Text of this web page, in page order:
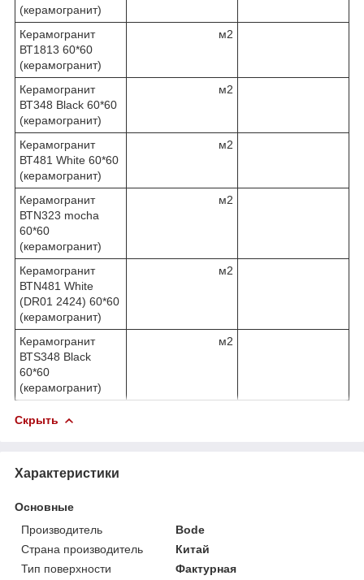
(керамогранит)
Керамогранит
ВТ1813 60*60
(керамогранит)
м2
Керамогранит
ВТ348 Black 60*60
(керамогранит)
м2
Керамогранит
ВТ481 White 60*60
(керамогранит)
м2
Керамогранит
ВТN323 mocha
60*60
(керамогранит)
м2
Керамогранит
ВТN481 White
(DR01 2424) 60*60
(керамогранит)
м2
Керамогранит
ВТS348 Black
60*60
(керамогранит)
м2
Скрыть
Характеристики
Основные
Производитель
Bode
Страна производитель
Китай
Тип поверхности
Фактурная